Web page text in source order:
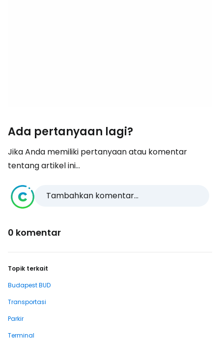
Ada pertanyaan lagi?
Jika Anda memiliki pertanyaan atau komentar
tentang artikel ini...
Tambahkan komentar...
0 komentar
Topik terkait
Budapest BUD
Transportasi
Parkir
Terminal